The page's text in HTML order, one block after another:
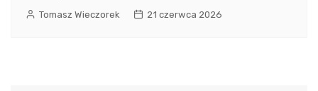
Tomasz Wieczorek 21 czerwca 2026